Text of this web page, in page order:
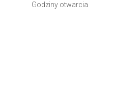
Godziny otwarcia